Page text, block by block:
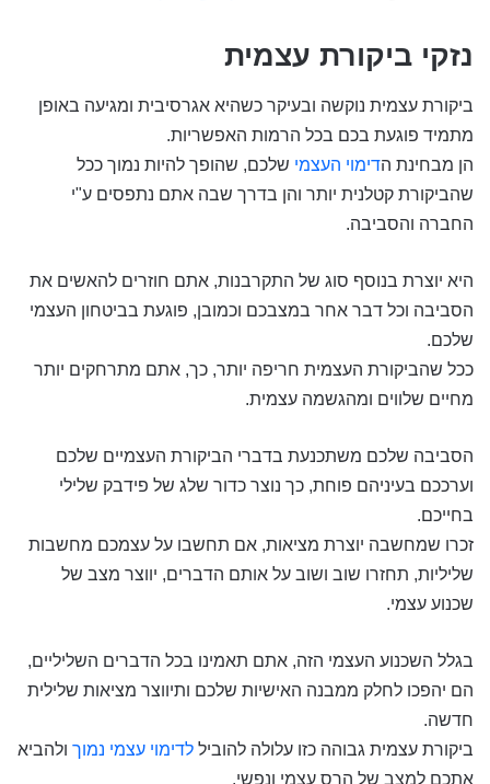
נזקי ביקורת עצמית
ביקורת עצמית נוקשה ובעיקר כשהיא אגרסיבית ומגיעה באופן
מתמיד פוגעת בכם בכל הרמות האפשריות.
הן מבחינת הדימוי העצמי שלכם, שהופך להיות נמוך ככל
שהביקורת קטלנית יותר והן בדרך שבה אתם נתפסים ע"י
החברה והסביבה.
היא יוצרת בנוסף סוג של התקרבנות, אתם חוזרים להאשים את
הסביבה וכל דבר אחר במצבכם וכמובן, פוגעת בביטחון העצמי
שלכם.
ככל שהביקורת העצמית חריפה יותר, כך, אתם מתרחקים יותר
מחיים שלווים ומהגשמה עצמית.
הסביבה שלכם משתכנעת בדברי הביקורת העצמיים שלכם
וערככם בעיניהם פוחת, כך נוצר כדור שלג של פידבק שלילי
בחייכם.
זכרו שמחשבה יוצרת מציאות, אם תחשבו על עצמכם מחשבות
שליליות, תחזרו שוב ושוב על אותם הדברים, יווצר מצב של
שכנוע עצמי.
בגלל השכנוע העצמי הזה, אתם תאמינו בכל הדברים השליליים,
הם יהפכו לחלק ממבנה האישיות שלכם ותיווצר מציאות שלילית
חדשה.
ביקורת עצמית גבוהה כזו עלולה להוביל לדימוי עצמי נמוך ולהביא
אתכם למצב של הרס עצמי ונפשי.